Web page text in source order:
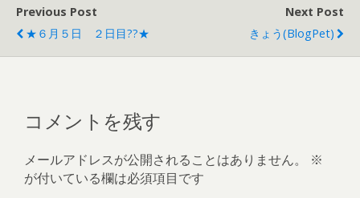
Previous Post
★６月５日 ２日目??★
Next Post
きょう(BlogPet)
コメントを残す
メールアドレスが公開されることはありません。
※
が付いている欄は必須項目です